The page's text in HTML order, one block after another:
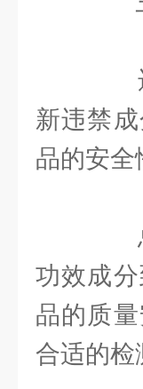
违
新违禁
品的安全
总
功效成
品的质
合适的检